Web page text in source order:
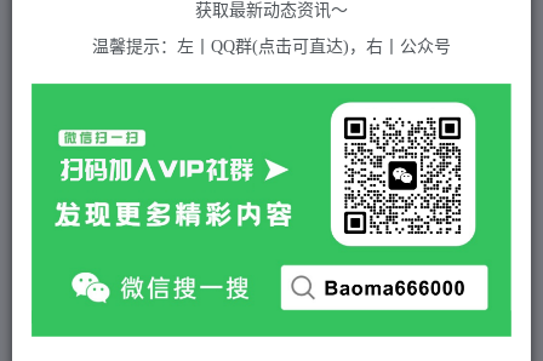
5 积分
黄金会员 免费 超级会员(永久VIP) 免费
站长QQ：1970819299
付费资源
获取最新动态资讯～
温馨提示：左丨QQ群(点击可直达)，右丨公众号